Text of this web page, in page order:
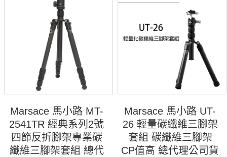
Marsace 馬小路 MT-
2541TR 經典系列2號
四節反折腳架專業碳
纖維三腳架套組 總代
Marsace 馬小路 UT-
26 輕量碳纖維三腳架
套組 碳纖維三腳架
CP值高 總代理公司貨